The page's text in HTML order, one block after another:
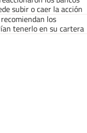
subir o caer la acción
los
tenerlo en su cartera